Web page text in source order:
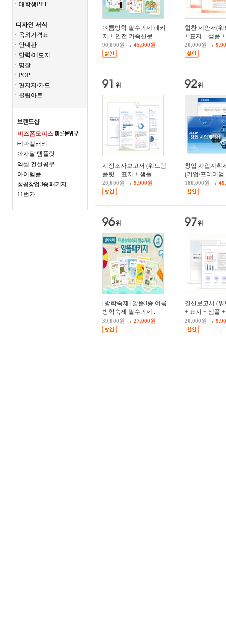
ㆍ대학생PPT
디자인 서식
ㆍ옥외가격표
ㆍ안내판
ㆍ달력/메모지
ㆍ명찰
ㆍPOP
ㆍ편지지/카드
ㆍ클립아트
비즈폼오피스
테마갤러리
아사달 템플릿
엑셀 건설공무
아이템풀
성공창업 3종 패키지
11번가
여름방학 필수과제 패키
지 + 안전 가족신문..
90,000원 → 45,000원
협찬 제안서(
+ 표지 + 샘플 +
20,000원 →
시장조사보고서 (워드템
플릿 + 표지 + 샘플..
20,000원 → 9,900원
창업 사업계획
(기업/프리미엄
180,000원 →
[방학숙제] 알뜰3종 여름
방학숙제 필수과제..
39,000원 → 27,000원
결산보고서 (
+ 표지 + 샘플 +
20,000원 →